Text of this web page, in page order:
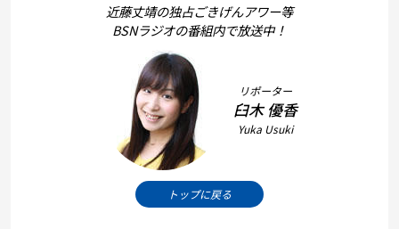
近藤丈靖の独占ごきげんアワー等
BSNラジオの番組内で放送中！
リポーター
臼木 優香
Yuka Usuki
トップに戻る